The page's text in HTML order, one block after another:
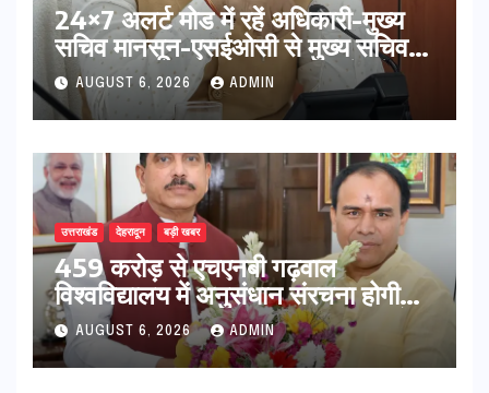
24×7 अलर्ट मोड में रहें अधिकारी-मुख्य
सचिव मानसून-एसईओसी से मुख्य सचिव ने
की विस्तृत समीक्षा कहा-बंद सड़कों को
शीघ्र खोला जाए, लोगों को न हो दिक्कत
AUGUST 6, 2026 ADMIN
उत्तराखंड देहरादून बड़ी खबर
459 करोड़ से एचएनबी गढ़वाल
विश्वविद्यालय में अनुसंधान संरचना होगी
सुदृढ,उच्च शिक्षा मंत्री धन सिंह रावत ने
नवनियुक्त केन्द्रीय शिक्षा मंत्री से की
मुलाकात
AUGUST 6, 2026 ADMIN